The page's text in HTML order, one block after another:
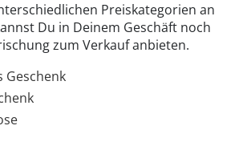
Preiskategorien an
Du in Deinem Geschäft noch
zum Verkauf anbieten.
Geschenk